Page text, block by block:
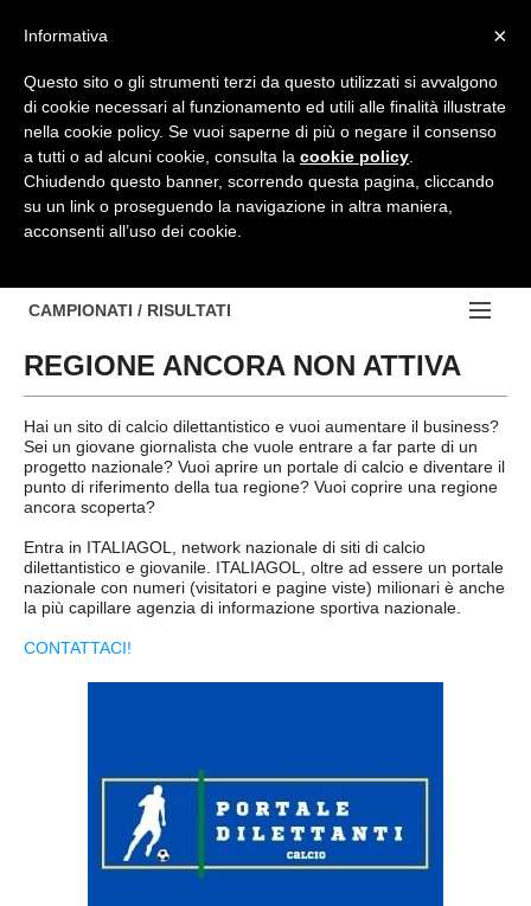
HOME
BACHECA
Cerca
PROVINCE
TORINO
PINEROLO
CUNEO
ALESSANDRIA
NOVARA
ASTI
BIELLA
Carica la tua Rosa
NOTIZIE:
APPROFONDIMENTO
NAZIONALI
DILETTANTI
GIOVANILI
SCUOLA CALCIO
EVENTI
CAMPIONATI / RISULTATI
Campionati e Risultati:
REGIONALI
REGIONE ANCORA NON ATTIVA
Hai un sito di calcio dilettantistico e vuoi aumentare il business?
Sei un giovane giornalista che vuole entrare a far parte di un
progetto nazionale? Vuoi aprire un portale di calcio e diventare il
punto di riferimento della tua regione? Vuoi coprire una regione
ancora scoperta?
Entra in ITALIAGOL, network nazionale di siti di calcio
dilettantistico e giovanile. ITALIAGOL, oltre ad essere un portale
nazionale con numeri (visitatori e pagine viste) milionari è anche
la più capillare agenzia di informazione sportiva nazionale.
CONTATTACI!
×
Informativa
Questo sito o gli strumenti terzi da questo utilizzati si avvalgono
di cookie necessari al funzionamento ed utili alle finalità illustrate
nella cookie policy. Se vuoi saperne di più o negare il consenso
a tutti o ad alcuni cookie, consulta la cookie policy
Chiudendo questo banner, scorrendo questa pagina, cliccando
su un link o proseguendo la navigazione in altra maniera,
acconsenti all’uso dei cookie.